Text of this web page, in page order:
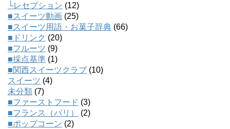
└レセプション (12)
■スイーツ動画 (25)
■スイーツ用語・お菓子辞典 (66)
■ドリンク (20)
■フルーツ (9)
■採点基準 (1)
■関西スイーツクラブ (10)
スイーツ (4)
未分類 (7)
■ファーストフード (3)
■フランス（パリ）
(2)
■ポップコーン (2)